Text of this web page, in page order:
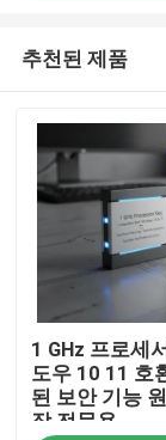
추천된 제품
1 GHz 프로세
도우 10 11 호
된 보안 기능
작 전문용